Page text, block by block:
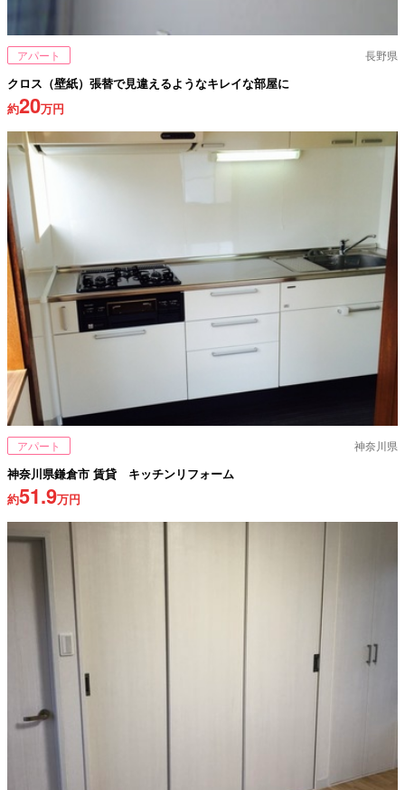
アパート 長野県
クロス（壁紙）張替で見違えるようなキレイな部屋に
約20万円
アパート 神奈川県
神奈川県鎌倉市 賃貸 キッチンリフォーム
約51.9万円